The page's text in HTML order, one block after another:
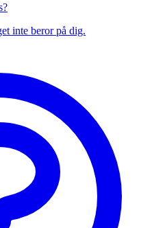
inte beror på dig.